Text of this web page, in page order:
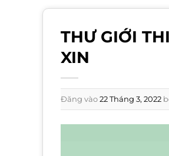
THƯ GIỚI
XIN
Đăng vào22 Tháng 3, 2022